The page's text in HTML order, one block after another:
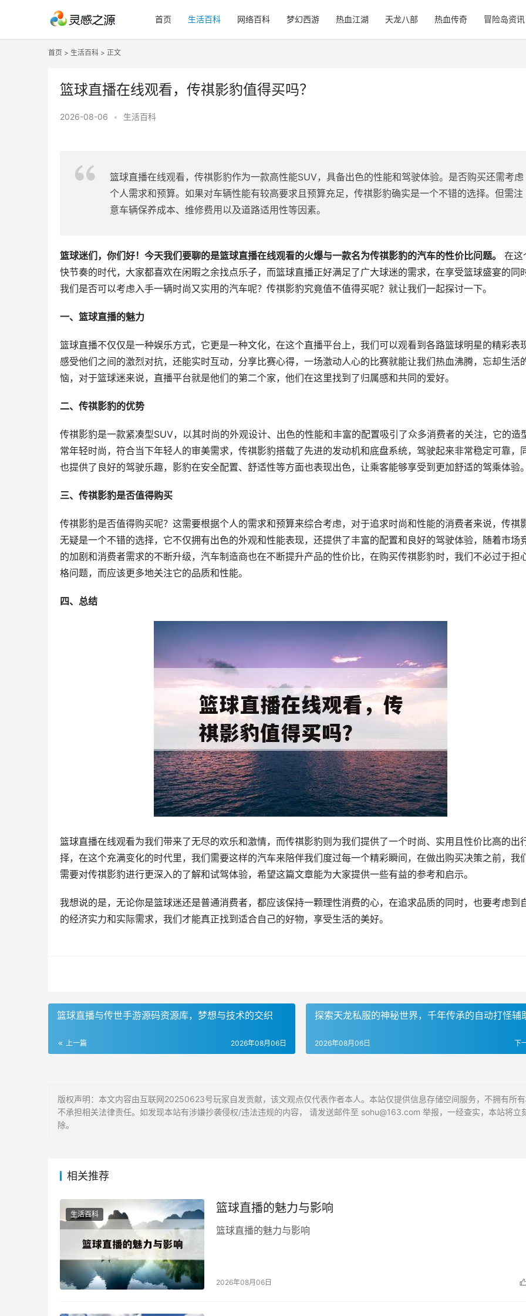
首页 生活百科 网络百科 梦幻西游 热血江湖 天龙八部 热血传奇 冒险岛资讯
首页 > 生活百科 > 正文
篮球直播在线观看，传祺影豹值得买吗？
2026-08-06 • 生活百科
篮球直播在线观看，传祺影豹作为一款高性能SUV，具备出色的性能和驾驶体验。是否购买还需考虑
个人需求和预算。如果对车辆性能有较高要求且预算充足，传祺影豹确实是一个不错的选择。但需注
意车辆保养成本、维修费用以及道路适用性等因素。
篮球迷们，你们好！今天我们要聊的是篮球直播在线观看的火爆与一款名为传祺影豹的汽车的性价比问题。
在这
快节奏的时代，大家都喜欢在闲暇之余找点乐子，而篮球直播正好满足了广大球迷的需求，在享受篮球盛宴的同时
我们是否可以考虑入手一辆时尚又实用的汽车呢？传祺影豹究竟值不值得买呢？就让我们一起探讨一下。
一、篮球直播的魅力
篮球直播不仅仅是一种娱乐方式，它更是一种文化，在这个直播平台上，我们可以观看到各路篮球明星的精彩表现
感受他们之间的激烈对抗，还能实时互动，分享比赛心得，一场激动人心的比赛就能让我们热血沸腾，忘却生活
恼，对于篮球迷来说，直播平台就是他们的第二个家，他们在这里找到了归属感和共同的爱好。
二、传祺影豹的优势
传祺影豹是一款紧凑型SUV，以其时尚的外观设计、出色的性能和丰富的配置吸引了众多消费者的关注，它的造
常年轻时尚，符合当下年轻人的审美需求，传祺影豹搭载了先进的发动机和底盘系统，驾驶起来非常稳定可靠，
也提供了良好的驾驶乐趣，影豹在安全配置、舒适性等方面也表现出色，让乘客能够享受到更加舒适的驾乘体验。
三、传祺影豹是否值得购买
传祺影豹是否值得购买呢？这需要根据个人的需求和预算来综合考虑，对于追求时尚和性能的消费者来说，传祺
无疑是一个不错的选择，它不仅拥有出色的外观和性能表现，还提供了丰富的配置和良好的驾驶体验，随着市场
的加剧和消费者需求的不断升级，汽车制造商也在不断提升产品的性价比，在购买传祺影豹时，我们不必过于担
格问题，而应该更多地关注它的品质和性能。
四、总结
篮球直播在线观看为我们带来了无尽的欢乐和激情，而传祺影豹则为我们提供了一个时尚、实用且性价比高的出
择，在这个充满变化的时代里，我们需要这样的汽车来陪伴我们度过每一个精彩瞬间，在做出购买决策之前，我
需要对传祺影豹进行更深入的了解和试驾体验，希望这篇文章能为大家提供一些有益的参考和启示。
我想说的是，无论你是篮球迷还是普通消费者，都应该保持一颗理性消费的心，在追求品质的同时，也要考虑到
的经济实力和实际需求，我们才能真正找到适合自己的好物，享受生活的美好。
篮球直播与传世手游源码资源库，梦想与技术的交织
上一篇 2026年08月06日
探索天龙私服的神秘世界，千年传承的自动打怪辅
下
2026年08月06日
版权声明：本文内容由互联网20250623号玩家自发贡献，该文观点仅代表作者本人。本站仅提供信息存储空间服务，不拥有所有
不承担相关法律责任。如发现本站有涉嫌抄袭侵权/违法违规的内容， 请发送邮件至 sohu@163.com 举报，一经查实，本站将立
除。
相关推荐
生活百科 篮球直播的魅力与影响
篮球直播的魅力与影响
2026年08月06日